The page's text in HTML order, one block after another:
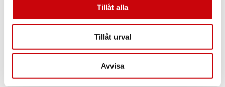
Tillåt alla
Tillåt urval
Avvisa
Kontakta oss
info@gkdoor.se
Tel:+46 (0)960 - 203 25